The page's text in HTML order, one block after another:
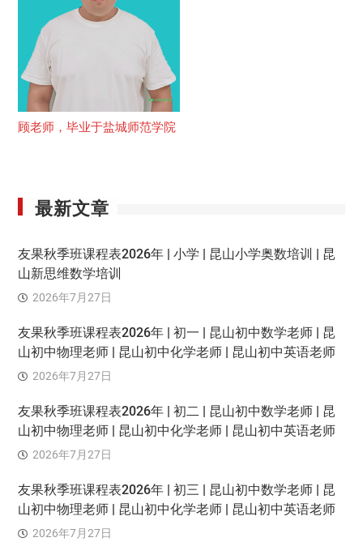
顾老师，毕业于盐城师范学院
最新文章
友果秋季班课程表2026年 | 小学 | 昆山小学奥数培训 | 昆
山新思维数学培训
2026年7月27日
友果秋季班课程表2026年 | 初一 | 昆山初中数学老师 | 昆
山初中物理老师 | 昆山初中化学老师 | 昆山初中英语老师
2026年7月27日
友果秋季班课程表2026年 | 初二 | 昆山初中数学老师 | 昆
山初中物理老师 | 昆山初中化学老师 | 昆山初中英语老师
2026年7月27日
友果秋季班课程表2026年 | 初三 | 昆山初中数学老师 | 昆
山初中物理老师 | 昆山初中化学老师 | 昆山初中英语老师
2026年7月27日